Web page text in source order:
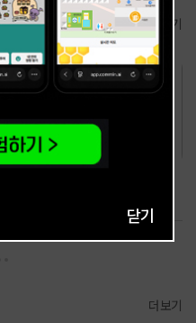
2
90년대 당시 히트곡 제조기
더보기
더보기
닫기